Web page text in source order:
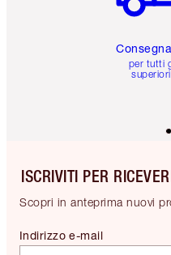
per tutti
ISCRIVITI PER
Scopri in anteprima nuovi
Indirizzo e-mail